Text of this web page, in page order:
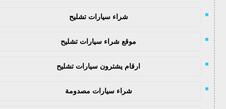
شراء سيارات تشليح
موقع شراء سيارات تشليح
ارقام يشترون سيارات تشليح
شراء سيارات مصدومة